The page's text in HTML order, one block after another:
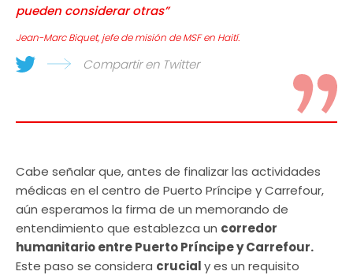
pueden considerar otras”
Jean-Marc Biquet, jefe de misión de MSF en Haití.
Compartir en Twitter
Cabe señalar que, antes de finalizar las actividades
médicas en el centro de Puerto Príncipe y Carrefour,
aún esperamos la firma de un memorando de
entendimiento que establezca un corredor
humanitario entre Puerto Príncipe y Carrefour.
Este paso se considera crucialy es un requisito